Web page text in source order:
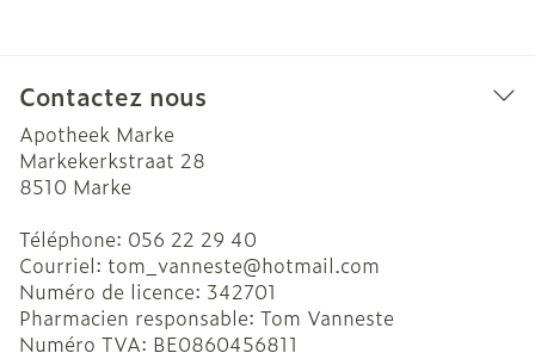
Contactez nous
Apotheek Marke
Markekerkstraat 28
8510 Marke
Téléphone: 056 22 29 40
Courriel: tom_vanneste@hotmail.com
Numéro de licence: 342701
Pharmacien responsable: Tom Vanneste
Numéro TVA: BE0860456811